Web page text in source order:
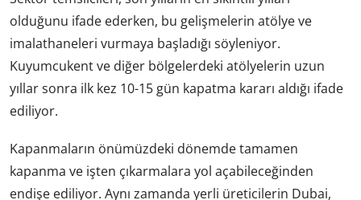
olduğunu ifade ederken, bu gelişmelerin atölye ve
imalathaneleri vurmaya başladığı söyleniyor.
Kuyumcukent ve diğer bölgelerdeki atölyelerin uzun
yıllar sonra ilk kez 10-15 gün kapatma kararı aldığı ifade
ediliyor.
Kapanmaların önümüzdeki dönemde tamamen
kapanma ve işten çıkarmalara yol açabileceğinden
endişe ediliyor. Aynı zamanda yerli üreticilerin Dubai,